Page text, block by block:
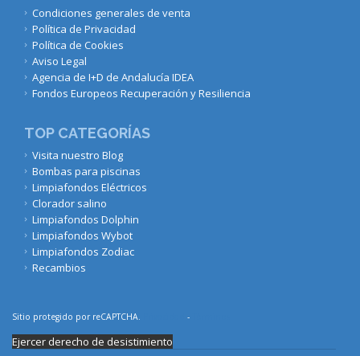
Condiciones generales de venta
Política de Privacidad
Política de Cookies
Aviso Legal
Agencia de I+D de Andalucía IDEA
Fondos Europeos Recuperación y Resiliencia
TOP CATEGORÍAS
Visita nuestro Blog
Bombas para piscinas
Limpiafondos Eléctricos
Clorador salino
Limpiafondos Dolphin
Limpiafondos Wybot
Limpiafondos Zodiac
Recambios
Sitio protegido por reCAPTCHA. -
Ejercer derecho de desistimiento